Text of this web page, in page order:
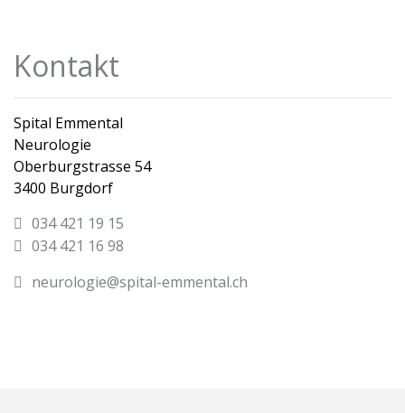
Kontakt
Spital Emmental
Neurologie
Oberburgstrasse 54
3400 Burgdorf
034 421 19 15
034 421 16 98
neurologie@spital-emmental.ch